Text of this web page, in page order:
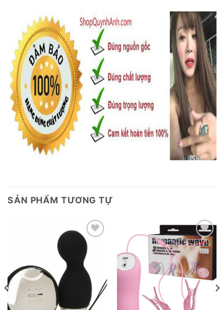
SẢN PHẨM TƯƠNG TỰ
Add to
wishlist
Add to
wishlist